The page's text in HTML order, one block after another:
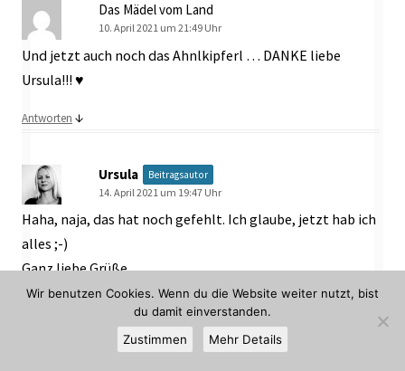
Das Mädel vom Land
10. April 2021 um 21:49 Uhr
Und jetzt auch noch das Ahnlkipferl … DANKE liebe
Ursula!!! ♥
Antworten ↓
Ursula Beitragsautor
14. April 2021 um 19:47 Uhr
Haha, naja, das hat noch gefehlt. Ich glaube, jetzt hab ich
alles ;-)
Ganz liebe Grüße,
Ursula
Wir benutzen Cookies. Wenn du die Website weiter nutzt, bist
du damit einverstanden.
Zustimmen
Mehr Details